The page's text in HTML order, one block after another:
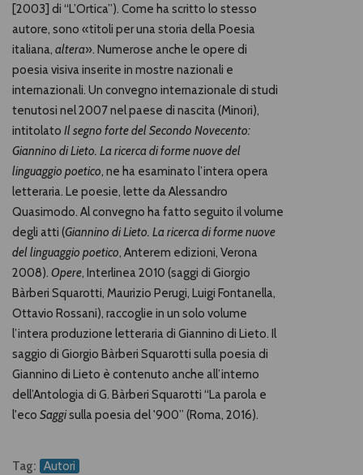
[2003] di “L’Ortica”). Come ha scritto lo stesso
autore, sono «titoli per una storia della Poesia
italiana, altera». Numerose anche le opere di
poesia visiva inserite in mostre nazionali e
internazionali. Un convegno internazionale di studi
tenutosi nel 2007 nel paese di nascita (Minori),
intitolato Il segno forte del Secondo Novecento:
Giannino di Lieto. La ricerca di forme nuove del
linguaggio poetico, ne ha esaminato l’intera opera
letteraria. Le poesie, lette da Alessandro
Quasimodo. Al convegno ha fatto seguito il volume
degli atti (Giannino di Lieto. La ricerca di formenuove
del linguaggio poetico, Anterem edizioni, Verona
2008). Opere, Interlinea 2010 (saggi di Giorgio
Bàrberi Squarotti, Maurizio Perugi, Luigi Fontanella,
Ottavio Rossani), raccoglie in un solo volume
l’intera produzione letteraria di Giannino di Lieto. Il
saggio di Giorgio Bàrberi Squarotti sulla poesia di
Giannino di Lieto è contenuto anche all’interno
dell’Antologia di G. Bàrberi Squarotti “La parola e
l'eco Saggisulla poesia del '900” (Roma, 2016).
Tag: Autori